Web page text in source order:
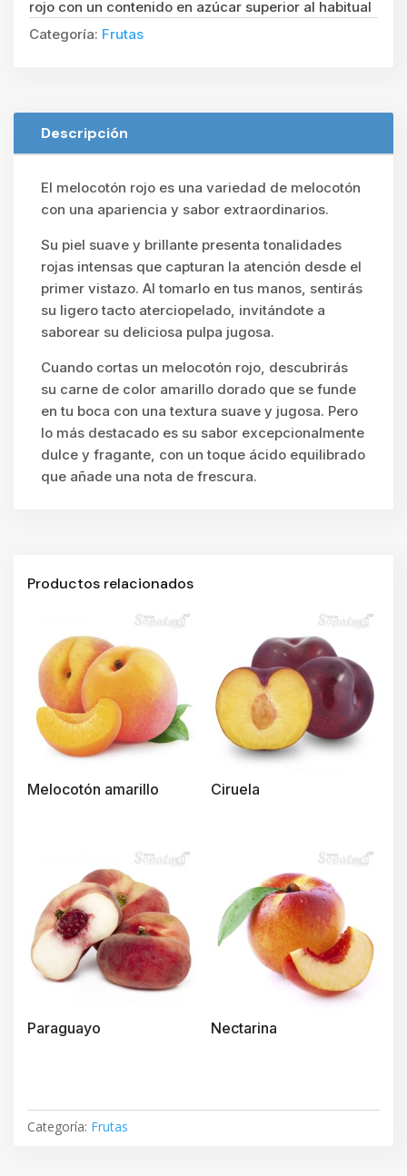
rojo con un contenido en azúcar superior al habitual
Categoría: Frutas
Descripción
El melocotón rojo es una variedad de melocotón
con una apariencia y sabor extraordinarios.
Su piel suave y brillante presenta tonalidades
rojas intensas que capturan la atención desde el
primer vistazo. Al tomarlo en tus manos, sentirás
su ligero tacto aterciopelado, invitándote a
saborear su deliciosa pulpa jugosa.
Cuando cortas un melocotón rojo, descubrirás
su carne de color amarillo dorado que se funde
en tu boca con una textura suave y jugosa. Pero
lo más destacado es su sabor excepcionalmente
dulce y fragante, con un toque ácido equilibrado
que añade una nota de frescura.
Productos relacionados
Melocotón amarillo Ciruela
Paraguayo Nectarina
Categoría: Frutas